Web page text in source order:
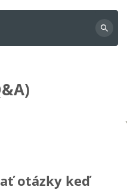
otázky keď